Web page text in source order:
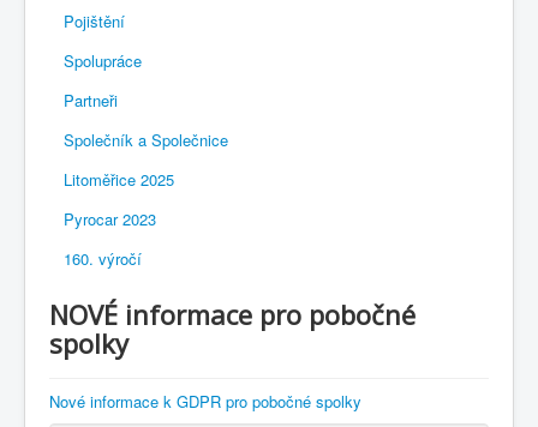
Pojištění
Spolupráce
Partneři
Společník a Společnice
Litoměřice 2025
Pyrocar 2023
160. výročí
NOVÉ informace pro pobočné
spolky
Nové informace k GDPR pro pobočné spolky